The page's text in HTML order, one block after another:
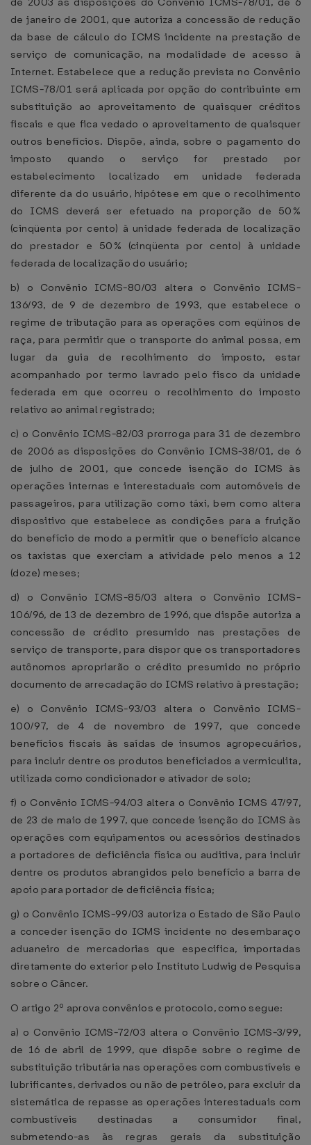
de janeiro de 2001, que autoriza a concessão de redução
da base de cálculo do ICMS incidente na prestação de
serviço de comunicação, na modalidade de acesso à
Internet. Estabelece que a redução prevista no Convênio
ICMS-78/01 será aplicada por opção do contribuinte em
substituição ao aproveitamento de quaisquer créditos
fiscais e que fica vedado o aproveitamento de quaisquer
outros benefícios. Dispõe, ainda, sobre o pagamento do
imposto quando o serviço for prestado por
estabelecimento localizado em unidade federada
diferente da do usuário, hipótese em que o recolhimento
do ICMS deverá ser efetuado na proporção de 50%
(cinqüenta por cento) à unidade federada de localização
do prestador e 50% (cinqüenta por cento) à unidade
federada de localização do usuário;
b) o Convênio ICMS-80/03 altera o Convênio ICMS-
136/93, de 9 de dezembro de 1993, que estabelece o
regime de tributação para as operações com eqüinos de
raça, para permitir que o transporte do animal possa, em
lugar da guia de recolhimento do imposto, estar
acompanhado por termo lavrado pelo fisco da unidade
federada em que ocorreu o recolhimento do imposto
relativo ao animal registrado;
c) o Convênio ICMS-82/03 prorroga para 31 de dezembro
de 2006 as disposições do Convênio ICMS-38/01, de 6
de julho de 2001, que concede isenção do ICMS às
operações internas e interestaduais com automóveis de
passageiros, para utilização como táxi, bem como altera
dispositivo que estabelece as condições para a fruição
do benefício de modo a permitir que o benefício alcance
os taxistas que exerciam a atividade pelo menos a 12
(doze) meses;
d) o Convênio ICMS-85/03 altera o Convênio ICMS-
106/96, de 13 de dezembro de 1996, que dispõe autoriza a
concessão de crédito presumido nas prestações de
serviço de transporte, para dispor que os transportadores
autônomos apropriarão o crédito presumido no próprio
documento de arrecadação do ICMS relativo à prestação;
e) o Convênio ICMS-93/03 altera o Convênio ICMS-
100/97, de 4 de novembro de 1997, que concede
benefícios fiscais às saídas de insumos agropecuários,
para incluir dentre os produtos beneficiados a vermiculita,
utilizada como condicionador e ativador de solo;
f) o Convênio ICMS-94/03 altera o Convênio ICMS 47/97,
de 23 de maio de 1997, que concede isenção do ICMS às
operações com equipamentos ou acessórios destinados
a portadores de deficiência física ou auditiva, para incluir
dentre os produtos abrangidos pelo benefício a barra de
apoio para portador de deficiência física;
g) o Convênio ICMS-99/03 autoriza o Estado de São Paulo
a conceder isenção do ICMS incidente no desembaraço
aduaneiro de mercadorias que especifica, importadas
diretamente do exterior pelo Instituto Ludwig de Pesquisa
sobre o Câncer.
O artigo 2º aprova convênios e protocolo, como segue:
a) o Convênio ICMS-72/03 altera o Convênio ICMS-3/99,
de 16 de abril de 1999, que dispõe sobre o regime de
substituição tributária nas operações com combustíveis e
lubrificantes, derivados ou não de petróleo, para excluir da
sistemática de repasse as operações interestaduais com
combustíveis destinadas a consumidor final,
submetendo-as às regras gerais da substituição